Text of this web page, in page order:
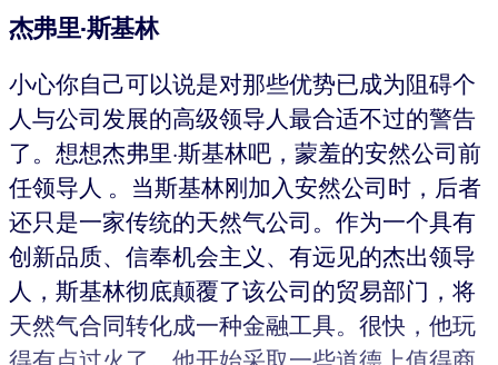
杰弗里·斯基林
小心你自己可以说是对那些优势已成为阻碍个
人与公司发展的高级领导人最合适不过的警告
了。想想杰弗里·斯基林吧，蒙羞的安然公司前
任领导人 。当斯基林刚加入安然公司时，后者
还只是一家传统的天然气公司。作为一个具有
创新品质、信奉机会主义、有远见的杰出领导
人，斯基林彻底颠覆了该公司的贸易部门，将
天然气合同转化成一种金融工具。很快，他玩